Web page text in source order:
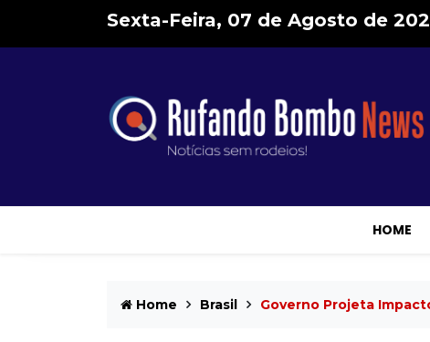
Sexta-Feira, 07 de Agosto de
HOME
Home Brasil Governo Projeta